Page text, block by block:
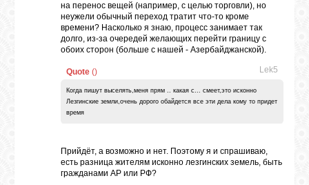
на перенос вещей (например, с целью торговли), но
неужели обычный переход тратит что-то кроме
времени? Насколько я знаю, процесс занимает так
долго, из-за очередей желающих перейти границу с
обоих сторон (больше с нашей - Азербайджанской).
Quote ( Lek5
)
Когда пишут выселять,меня прям .. какая с... смеет,это исконно
Лезгинские земли,очень дорого обайдется все эти дела кому то придет
время
Прийдёт, а возможно и нет. Поэтому я и спрашиваю,
есть разница жителям исконно лезгинских земель, быть
гражданами АР или РФ?